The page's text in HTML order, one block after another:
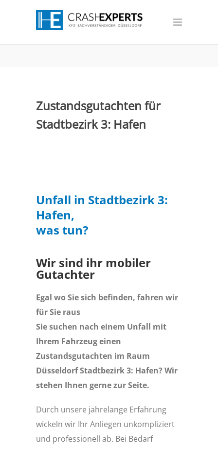
Zustandsgutachten für
Stadtbezirk 3: Hafen
Unfall in Stadtbezirk 3:
Hafen,
was tun?
Wir sind ihr mobiler
Gutachter
Egal wo Sie sich befinden, fahren wir
für Sie raus
Sie suchen nach einem Unfall mit
Ihrem Fahrzeug einen
Zustandsgutachten im Raum
Düsseldorf Stadtbezirk 3: Hafen? Wir
stehen Ihnen gerne zur Seite.
Durch unsere jahrelange Erfahrung
wickeln wir Ihr Anliegen unkompliziert
und professionell ab. Bei Bedarf